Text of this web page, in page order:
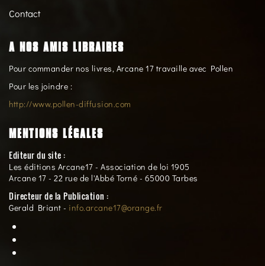
Contact
A NOS AMIS LIBRAIRES
Pour commander nos livres, Arcane 17 travaille avec Pollen
Pour les joindre :
http://www.pollen-diffusion.com
MENTIONS LÉGALES
Editeur du site :
Les éditions Arcane17 - Association de loi 1905
Arcane 17 - 22 rue de l'Abbé Torné - 65000 Tarbes
Directeur de la Publication :
Gerald Briant - info.arcane17@orange.fr